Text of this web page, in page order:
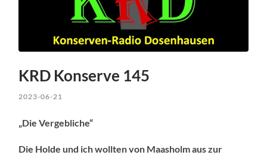
KRD Konserve 145
2023-06-21
„Die Vergebliche“
Die Holde und ich wollten von Maasholm aus zur